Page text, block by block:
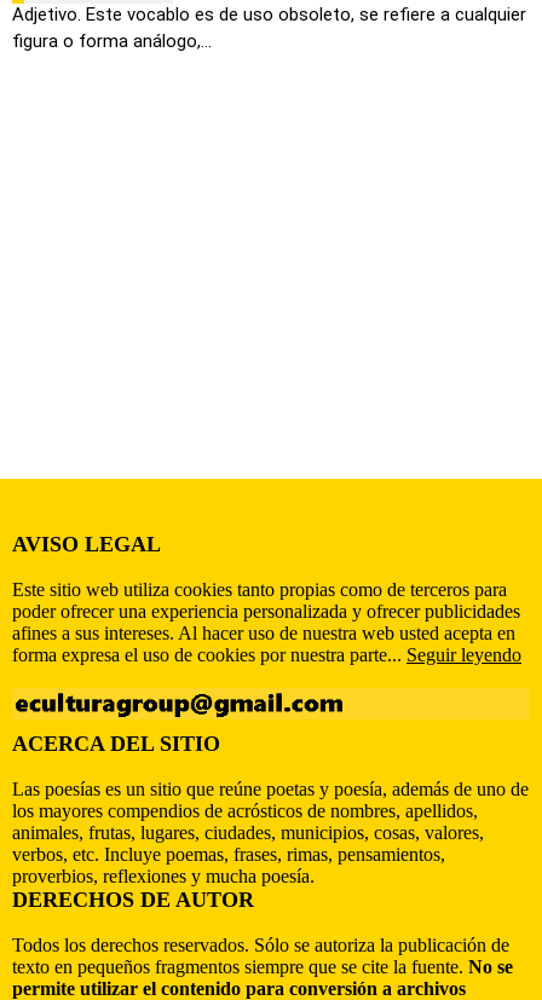
Adjetivo. Este vocablo es de uso obsoleto, se refiere a cualquier
figura o forma análogo,...
AVISO LEGAL
Este sitio web utiliza cookies tanto propias como de terceros para
poder ofrecer una experiencia personalizada y ofrecer publicidades
afines a sus intereses. Al hacer uso de nuestra web usted acepta en
forma expresa el uso de cookies por nuestra parte... Seguir leyendo
ACERCA DEL SITIO
Las poesías es un sitio que reúne poetas y poesía, además de uno de
los mayores compendios de acrósticos de nombres, apellidos,
animales, frutas, lugares, ciudades, municipios, cosas, valores,
verbos, etc. Incluye poemas, frases, rimas, pensamientos,
proverbios, reflexiones y mucha poesía.
DERECHOS DE AUTOR
Todos los derechos reservados. Sólo se autoriza la publicación de
texto en pequeños fragmentos siempre que se cite la fuente. No se
permite utilizar el contenido para conversión a archivos